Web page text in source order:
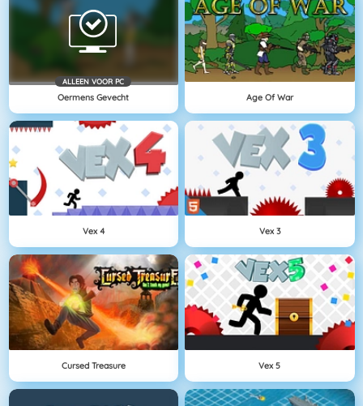
ALLEEN VOOR PC
Oermens Gevecht Age Of War
Vex 4 Vex 3
Cursed Treasure Vex 5